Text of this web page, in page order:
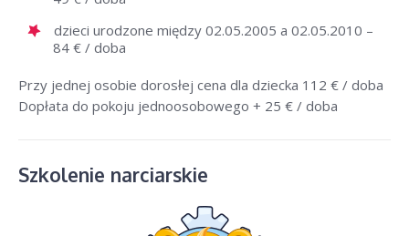
dzieci urodzone między 02.05.2005 a 02.05.2010 –
84 € / doba
Przy jednej osobie dorosłej cena dla dziecka 112 € / doba
Dopłata do pokoju jednoosobowego + 25 € / doba
Szkolenie narciarskie